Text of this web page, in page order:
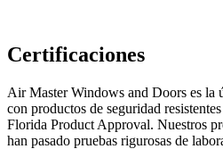
Certificaciones
Air Master Windows and Doors es la
con productos de seguridad
Florida Product Approval. Nuestros
han pasado pruebas rigurosas de